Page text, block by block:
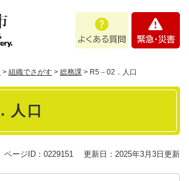
あ
問
・
> 組織でさがす > 総務課 > R5－02．人口
人口
ページID：0229151 更新日：2025年3月3日更新